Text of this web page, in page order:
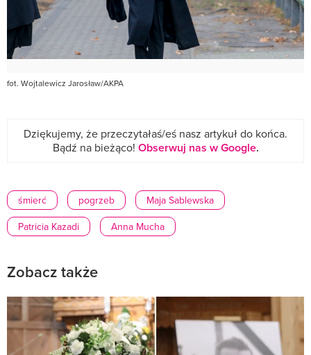
fot. Wojtalewicz Jarosław/AKPA
Dziękujemy, że przeczytałaś/eś nasz artykuł do końca.
Bądź na bieżąco! Obserwuj nas w Google.
śmierć pogrzeb
Maja Sablewska
Patricia Kazadi
Anna Mucha
Zobacz także